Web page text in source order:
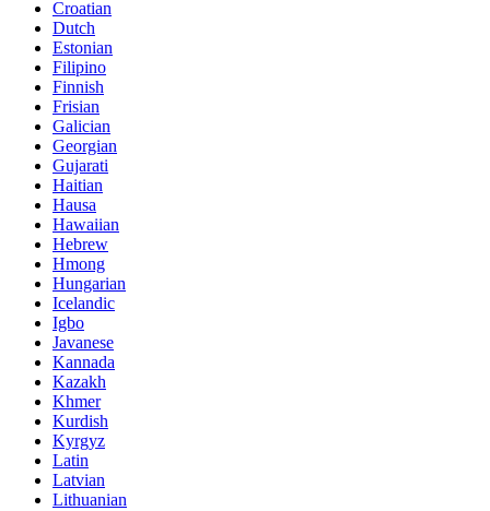
Croatian
Dutch
Estonian
Filipino
Finnish
Frisian
Galician
Georgian
Gujarati
Haitian
Hausa
Hawaiian
Hebrew
Hmong
Hungarian
Icelandic
Igbo
Javanese
Kannada
Kazakh
Khmer
Kurdish
Kyrgyz
Latin
Latvian
Lithuanian